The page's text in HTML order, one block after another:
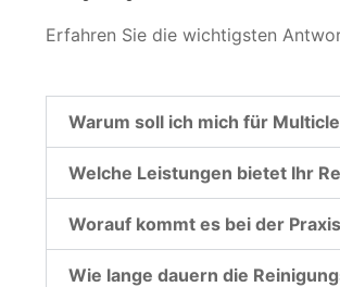
Erfahren Sie die wichtigsten
Warum soll ich mich für
Welche Leistungen bietet Ihr
Worauf kommt es bei der
Wie lange dauern die